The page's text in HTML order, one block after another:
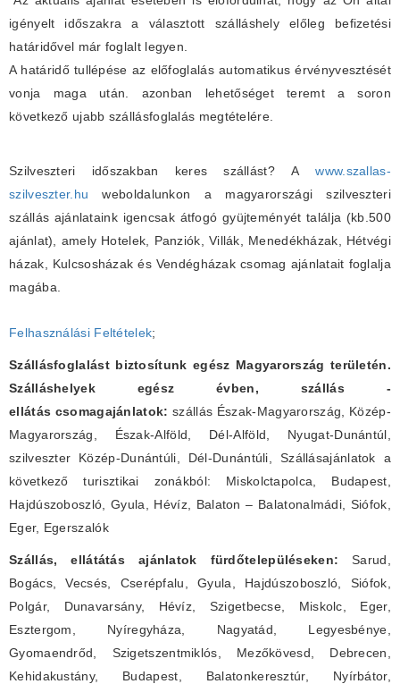
igényelt időszakra a választott szálláshely előleg befizetési
határidővel már foglalt legyen.
A határidő tullépése az előfoglalás automatikus érvényvesztését
vonja maga után. azonban lehetőséget teremt a soron
következő ujabb szállásfoglalás megtételére.
Szilveszteri időszakban keres szállást? Awww.szallas-
szilveszter.hu weboldalunkon a magyarországi szilveszteri
szállás ajánlataink igencsak átfogó gyüjteményét találja (kb.500
ajánlat), amely Hotelek, Panziók, Villák, Menedékházak, Hétvégi
házak, Kulcsosházak és Vendégházak csomag ajánlatait foglalja
magába.
Felhasználási Feltételek;
Szállásfoglalást biztosítunk egész Magyarország területén.
Szálláshelyek egész évben, szállás -
ellátás csomagajánlatok: szállás Észak-Magyarország, Közép-
Magyarország, Észak-Alföld, Dél-Alföld, Nyugat-Dunántúl,
szilveszter Közép-Dunántúli, Dél-Dunántúli, Szállásajánlatok a
következő turisztikai zonákból: Miskolctapolca, Budapest,
Hajdúszoboszló, Gyula, Hévíz, Balaton – Balatonalmádi, Siófok,
Eger, Egerszalók
Szállás, ellátátás ajánlatok fürdőtelepüléseken:Sarud,
Bogács, Vecsés, Cserépfalu, Gyula, Hajdúszoboszló, Siófok,
Polgár, Dunavarsány, Hévíz, Szigetbecse, Miskolc, Eger,
Esztergom, Nyíregyháza, Nagyatád, Legyesbénye,
Gyomaendrőd, Szigetszentmiklós, Mezőkövesd, Debrecen,
Kehidakustány, Budapest, Balatonkeresztúr, Nyírbátor,